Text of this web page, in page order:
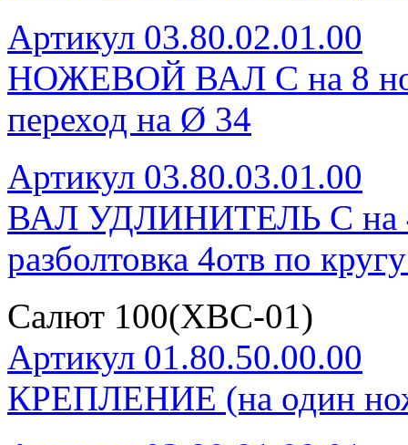
Артикул 03.80.02.01.00
НОЖЕВОЙ ВАЛ С на 8
переход на Ø 34
Артикул 03.80.03.01.00
ВАЛ УДЛИНИТЕЛЬ С на 4
разболтовка 4отв по
Салют 100(ХВС-01)
Артикул 01.80.50.00.00
КРЕПЛЕНИЕ (на один